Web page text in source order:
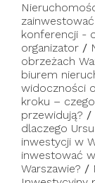
konferencji -
organizator /
obrzeżach
biurem
widoczności
kroku –
przewidują? /
dlaczego
inwestycji w
inwestować
Warszawie? /